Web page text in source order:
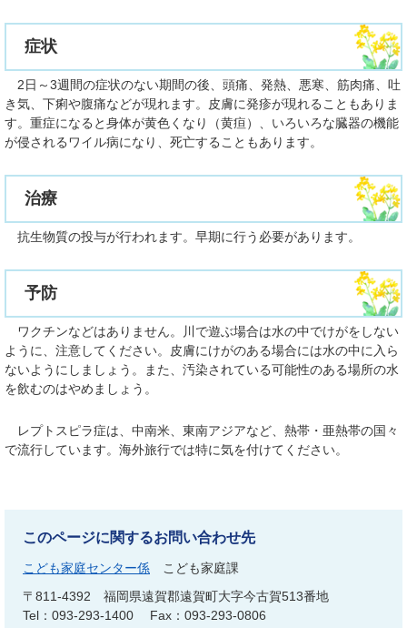
症状
2日～3週間の症状のない期間の後、頭痛、発熱、悪寒、筋肉痛、吐
き気、下痢や腹痛などが現れます。皮膚に発疹が現れることもありま
す。重症になると身体が黄色くなり（黄疸）、いろいろな臓器の機能
が侵されるワイル病になり、死亡することもあります。
治療
抗生物質の投与が行われます。早期に行う必要があります。
予防
ワクチンなどはありません。川で遊ぶ場合は水の中でけがをしない
ように、注意してください。皮膚にけがのある場合には水の中に入ら
ないようにしましょう。また、汚染されている可能性のある場所の水
を飲むのはやめましょう。
レプトスピラ症は、中南米、東南アジアなど、熱帯・亜熱帯の国々
で流行しています。海外旅行では特に気を付けてください。
このページに関するお問い合わせ先
こども家庭センター係
こども家庭課
〒811-4392
福岡県遠賀郡遠賀町大字今古賀513番地
Tel：093-293-1400
Fax：093-293-0806